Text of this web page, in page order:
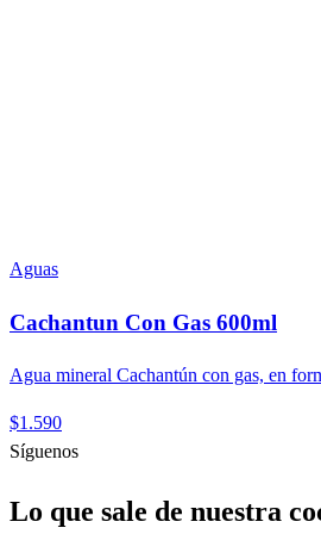
Aguas
Cachantun Con Gas 600ml
Agua mineral Cachantún con gas, en
$1.590
Síguenos
Lo que sale de nuestra